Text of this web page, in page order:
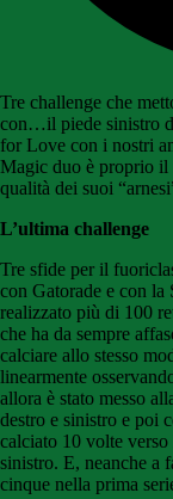
Tre challenge che
con…il piede sinistro
for Love con i nostri
Magic duo è proprio il
qualità dei suoi
L’ultima challenge
Tre sfide per il
con Gatorade e con la
realizzato più di 100
che ha da sempre
calciare allo stesso
linearmente
allora è stato messo
destro e sinistro e poi
calciato 10 volte
sinistro. E, neanche a
cinque nella prima